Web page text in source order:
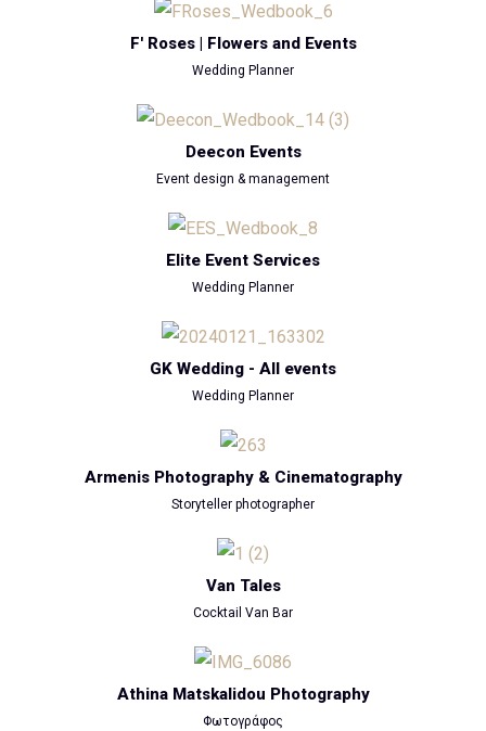
F' Roses | Flowers and Events
Wedding Planner
Deecon Events
Event design & management
Elite Event Services
Wedding Planner
GK Wedding - All events
Wedding Planner
Armenis Photography & Cinematography
Storyteller photographer
Van Tales
Cocktail Van Bar
Athina Matskalidou Photography
Φωτογράφος